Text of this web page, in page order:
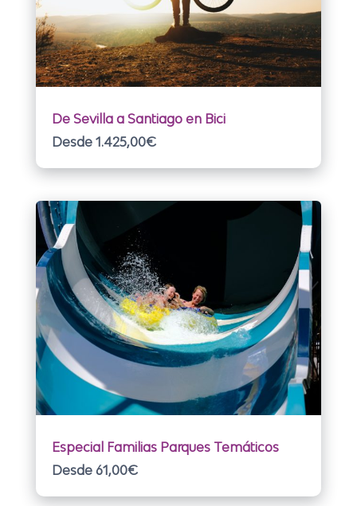
De Sevilla a Santiago en Bici
Desde 1.425,00€
Especial Familias Parques Temáticos
Desde 61,00€